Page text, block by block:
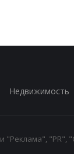
Недвижимость
"PR",